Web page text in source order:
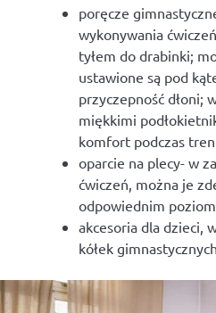
poręcze
wykonywania
tyłem do drabinki;
ustawione są pod
przyczepność dłoni;
miękkimi
komfort podczas
oparcie na plecy- w
ćwiczeń, można je
odpowiednim
akcesoria dla dzieci,
kółek gimnastycznych.